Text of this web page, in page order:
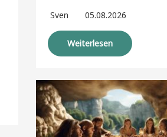
Sven 05.08.2026
Weiterlesen